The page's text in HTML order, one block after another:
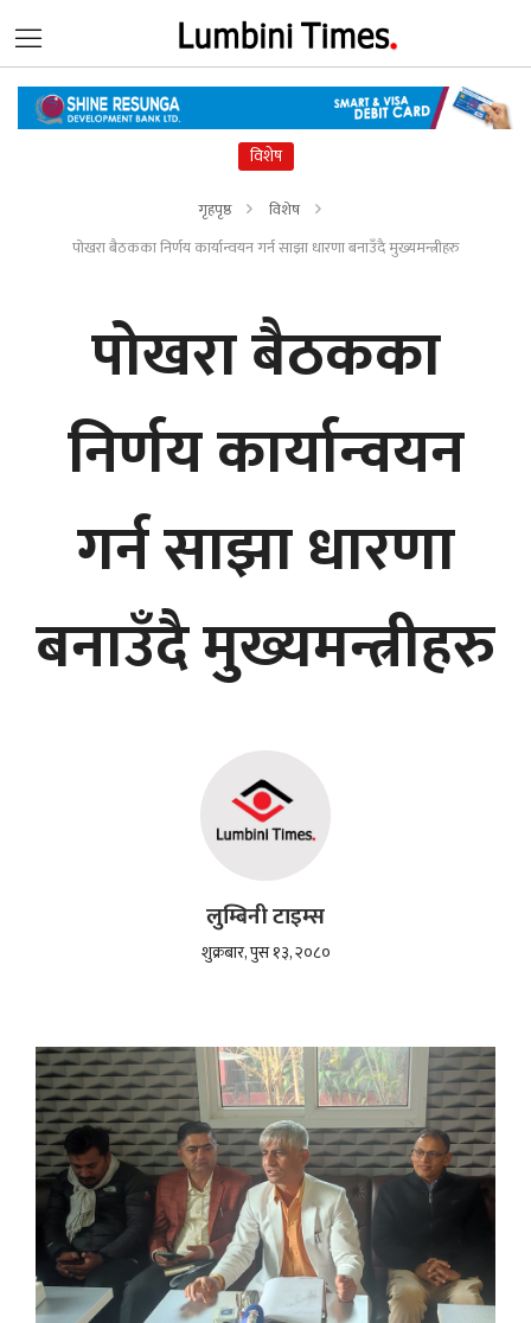
विशेष
गृहपृष्ठ
विशेष
पोखरा बैठकका निर्णय कार्यान्वयन गर्न साझा धारणा बनाउँदै मुख्यमन्त्रीहरु
पोखरा बैठकका
निर्णय कार्यान्वयन
गर्न साझा धारणा
बनाउँदै मुख्यमन्त्रीहरु
लुम्बिनी टाइम्स
शुक्रबार, पुस १३, २०८०